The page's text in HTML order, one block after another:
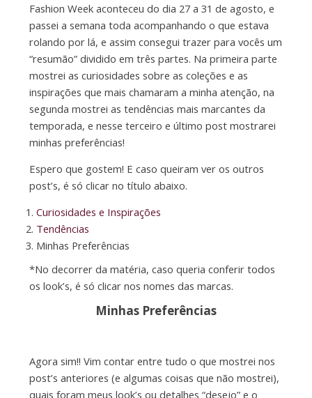
Fashion Week aconteceu do dia 27 a 31 de agosto, e
passei a semana toda acompanhando o que estava
rolando por lá, e assim consegui trazer para vocês um
“resumão” dividido em três partes. Na primeira parte
mostrei as curiosidades sobre as coleções e as
inspirações que mais chamaram a minha atenção, na
segunda mostrei as tendências mais marcantes da
temporada, e nesse terceiro e último post mostrarei
minhas preferências!
Espero que gostem! E caso queiram ver os outros
post’s, é só clicar no título abaixo.
Curiosidades e Inspirações
Tendências
Minhas Preferências
*No decorrer da matéria, caso queria conferir todos
os look’s, é só clicar nos nomes das marcas.
Minhas Preferências
Agora sim!! Vim contar entre tudo o que mostrei nos
post’s anteriores (e algumas coisas que não mostrei),
quais foram meus look’s ou detalhes “desejo” e o